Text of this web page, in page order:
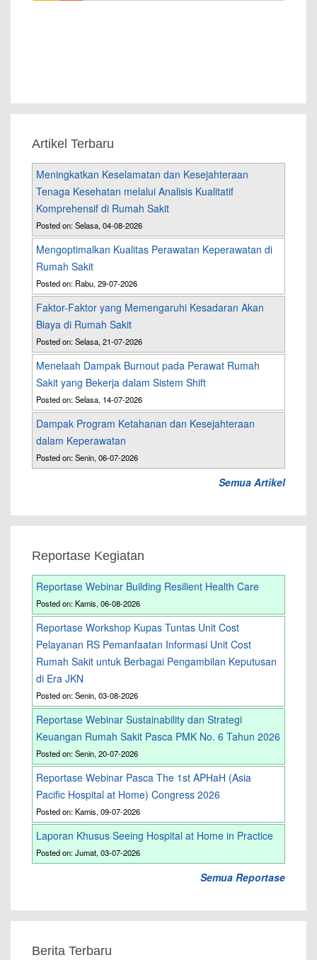
Artikel Terbaru
Meningkatkan Keselamatan dan Kesejahteraan
Tenaga Kesehatan melalui Analisis Kualitatif
Komprehensif di Rumah Sakit
Posted on: Selasa, 04-08-2026
Mengoptimalkan Kualitas Perawatan Keperawatan di
Rumah Sakit
Posted on: Rabu, 29-07-2026
Faktor-Faktor yang Memengaruhi Kesadaran Akan
Biaya di Rumah Sakit
Posted on: Selasa, 21-07-2026
Menelaah Dampak Burnout pada Perawat Rumah
Sakit yang Bekerja dalam Sistem Shift
Posted on: Selasa, 14-07-2026
Dampak Program Ketahanan dan Kesejahteraan
dalam Keperawatan
Posted on: Senin, 06-07-2026
Semua Artikel
Reportase Kegiatan
Reportase Webinar Building Resilient Health Care
Posted on: Kamis, 06-08-2026
Reportase Workshop Kupas Tuntas Unit Cost
Pelayanan RS Pemanfaatan Informasi Unit Cost
Rumah Sakit untuk Berbagai Pengambilan Keputusan
di Era JKN
Posted on: Senin, 03-08-2026
Reportase Webinar Sustainability dan Strategi
Keuangan Rumah Sakit Pasca PMK No. 6 Tahun 2026
Posted on: Senin, 20-07-2026
Reportase Webinar Pasca The 1st APHaH (Asia
Pacific Hospital at Home) Congress 2026
Posted on: Kamis, 09-07-2026
Laporan Khusus Seeing Hospital at Home in Practice
Posted on: Jumat, 03-07-2026
Semua Reportase
Berita Terbaru